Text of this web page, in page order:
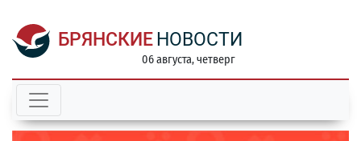
БРЯНСКИЕ НОВОСТИ
06 августа, четверг